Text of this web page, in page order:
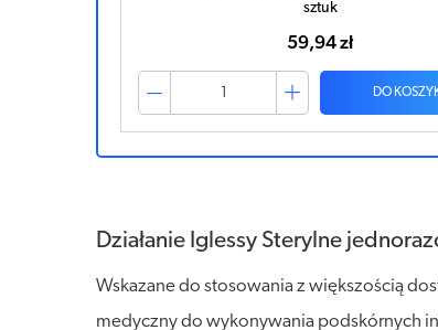
sztuk
59,94 zł
DO
Działanie Iglessy Sterylne
Wskazane do stosowania z większością
medyczny do wykonywania podskórnych